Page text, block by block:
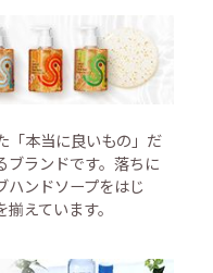
「本当に良いもの」だ
ブランドです。落ちに
ハンドソープをはじ
えています。